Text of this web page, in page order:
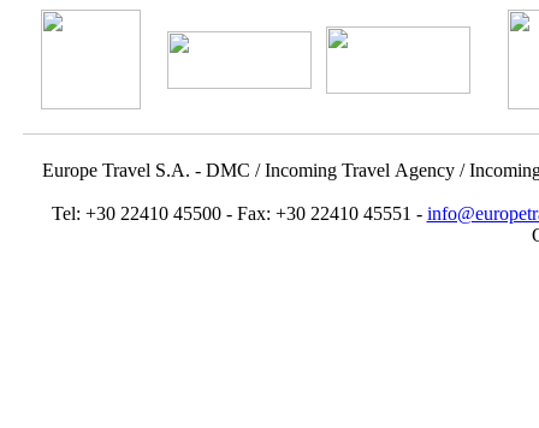
Europe Travel S.A. - DMC / Incoming Travel Αgency /
Tel: +30 22410 45500 - Fax: +30 22410 45551 -